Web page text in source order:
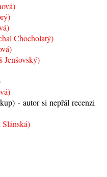
Chocholatý)
Jenšovský)
- autor si nepřál recenzi